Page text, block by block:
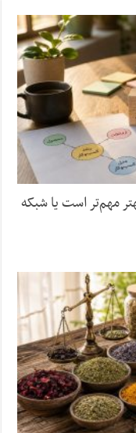
مهم‌تر است یا شبکه